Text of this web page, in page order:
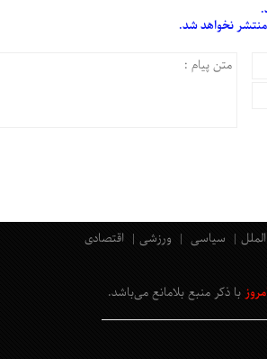
منتشر نخواهد شد.
سیاسی ورزشی اقتصادی
با ذکر منبع بلامانع می‌باشد.